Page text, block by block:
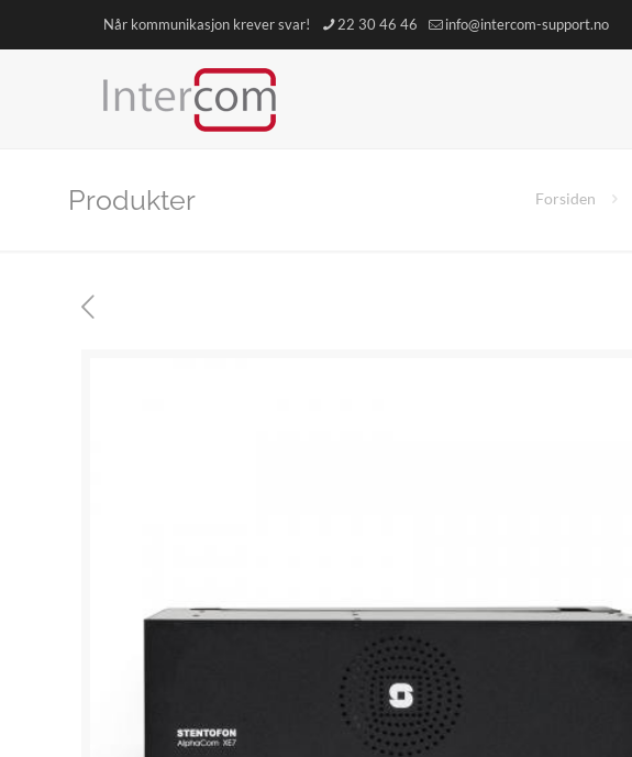
Når kommunikasjon krever svar! 22 30 46 46 info@intercom-support.no
Produkter Forsiden